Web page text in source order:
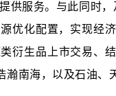
供服务。与此同时
优化配置，实现
衍生品上市交易
南海，以及石油